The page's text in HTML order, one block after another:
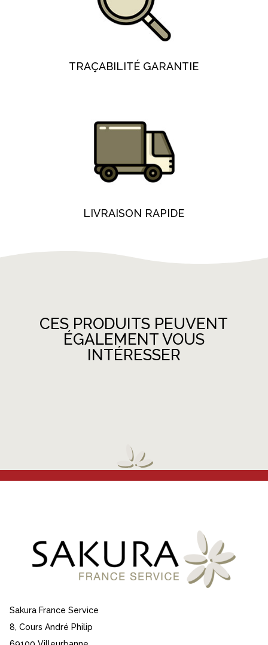
TRAÇABILITÉ GARANTIE
LIVRAISON RAPIDE
CES PRODUITS PEUVENT
ÉGALEMENT VOUS
INTÉRESSER
Sakura France Service
8, Cours André Philip